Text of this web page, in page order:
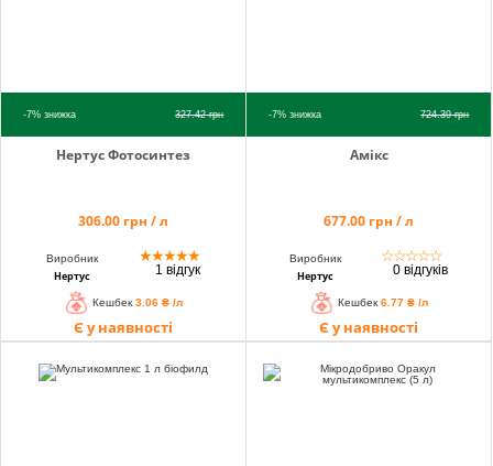
-7%знижка 327.42грн
Нертус Фотосинтез
306.00 грн / л
Виробник
Нертус
★★★★★
1 відгук
Кешбек 3.06 ₴ /л
Є у наявності
-7%знижка 724.39грн
Амікс
677.00 грн / л
Виробник
Нертус
☆☆☆☆☆
0 відгуків
Кешбек 6.77 ₴ /л
Є у наявності